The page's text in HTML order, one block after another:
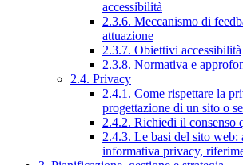
accessibilità
2.3.6. Meccanismo di
attuazione
2.3.7. Obiettivi accessibilità
2.3.8. Normativa e
2.4. Privacy
2.4.1. Come rispettare la
progettazione di un sito o
2.4.2. Richiedi il consenso
2.4.3. Le basi del sito web:
informativa privacy,